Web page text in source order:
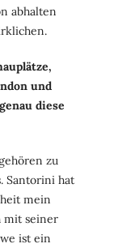
abhalten
und
diese
zu
Santorini hat
mein
mit seiner
ist ein